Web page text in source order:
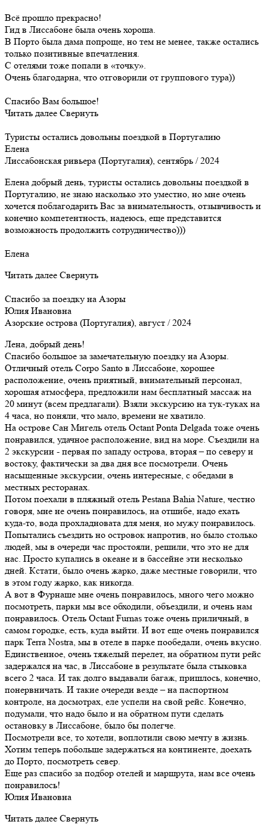
Всё прошло прекрасно!
Гид в Лиссабоне была очень хороша.
В Порто была дама попроще, но тем не менее, также остались
только позитивные впечатления.
С отелями тоже попали в «точку».
Очень благодарна, что отговорили от группового тура))
Спасибо Вам большое!
Читать далее Свернуть
Туристы остались довольны поездкой в Португалию
Елена
Лиссабонская ривьера (Португалия), сентябрь / 2024
Елена добрый день, туристы остались довольны поездкой в
Португалию, не знаю насколько это уместно, но мне очень
хочется поблагодарить Вас за внимательность, отзывчивость и
конечно компетентность, надеюсь, еще представится
возможность продолжить сотрудничество)))
Елена
Читать далее Свернуть
Спасибо за поездку на Азоры
Юлия Ивановна
Азорские острова (Португалия), август / 2024
Лена, добрый день!
Спасибо большое за замечательную поездку на Азоры.
Отличный отель Corpo Santo в Лиссабоне, хорошее
расположение, очень приятный, внимательный персонал,
хорошая атмосфера, предложили нам бесплатный массаж на
20 минут (всем предлагали). Взяли экскурсию на тук-туках на
4 часа, но поняли, что мало, времени не хватило.
На острове Сан Мигель отель Octant Ponta Delgada тоже очень
понравился, удачное расположение, вид на море. Съездили на
2 экскурсии - первая по западу острова, вторая – по северу и
востоку, фактически за два дня все посмотрели. Очень
насыщенные экскурсии, очень интересные, с обедами в
местных ресторанах.
Потом поехали в пляжный отель Pestana Bahia Nature, честно
говоря, мне не очень понравилось, на отшибе, надо ехать
куда-то, вода прохладновата для меня, но мужу понравилось.
Попытались съездить но островок напротив, но было столько
людей, мы в очереди час простояли, решили, что это не для
нас. Просто купались в океане и в бассейне эти несколько
дней. Кстати, было очень жарко, даже местные говорили, что
в этом году жарко, как никогда.
А вот в Фурнаше мне очень понравилось, много чего можно
посмотреть, парки мы все обходили, объездили, и очень нам
понравилось. Отель Octant Furnas тоже очень приличный, в
самом городке, есть, куда выйти. И вот еще очень понравился
парк Terra Nostra, мы в отеле в парке пообедали, очень вкусно.
Единственное, очень тяжелый перелет, на обратном пути рейс
задержался на час, в Лиссабоне в результате была стыковка
всего 2 часа. И так долго выдавали багаж, пришлось, конечно,
понервничать. И такие очереди везде – на паспортном
контроле, на досмотрах, еле успели на свой рейс. Конечно,
подумали, что надо было и на обратном пути сделать
остановку в Лиссабоне, было бы полегче.
Посмотрели все, то хотели, воплотили свою мечту в жизнь.
Хотим теперь побольше задержаться на континенте, доехать
до Порто, посмотреть север.
Еще раз спасибо за подбор отелей и маршрута, нам все очень
понравилось!
Юлия Ивановна
Читать далее Свернуть